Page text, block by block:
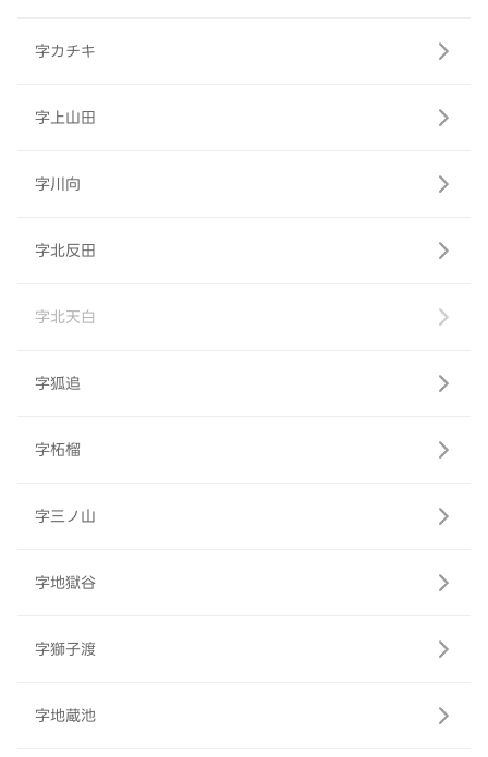
字カチキ
字上山田
字川向
字北反田
字北天白
字狐追
字柘榴
字三ノ山
字地獄谷
字獅子渡
字地蔵池